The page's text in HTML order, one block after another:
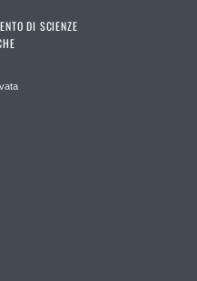
DI SCIENZE